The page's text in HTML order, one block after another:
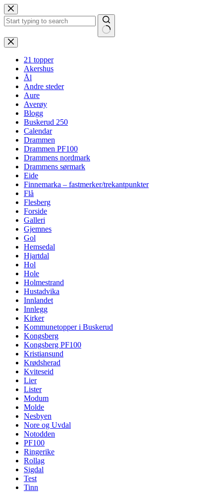
Hopp
til
innholdet
Ingen
resultater
21 topper
Akershus
Ål
Andre steder
Aure
Averøy
Blogg
Buskerud 250
Calendar
Drammen
Drammen PF100
Drammens nordmark
Drammens sørmark
Eide
Finnemarka – fastmerker/trekantpunkter
Flå
Flesberg
Forside
Galleri
Gjemnes
Gol
Hemsedal
Hjartdal
Hol
Hole
Holmestrand
Hustadvika
Innlandet
Innlegg
Kirker
Kommunetopper i Buskerud
Kongsberg
Kongsberg PF100
Kristiansund
Krødsherad
Kviteseid
Lier
Lister
Modum
Molde
Nesbyen
Nore og Uvdal
Notodden
PF100
Ringerike
Rollag
Sigdal
Test
Tinn